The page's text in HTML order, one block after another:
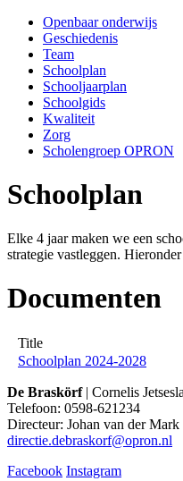
Openbaar onderwijs
Geschiedenis
Team
Schoolplan
Schooljaarplan
Schoolgids
Kwaliteit
Zorg
Scholengroep OPRON
Schoolplan
Elke 4 jaar maken we een
strategie vastleggen.
Documenten
Title
Schoolplan 2024-2028
De Braskörf| Cornelis
Telefoon: 0598-621234
Directeur: Johan van der Mark
directie.debraskorf@opron.nl
Facebook Instagram